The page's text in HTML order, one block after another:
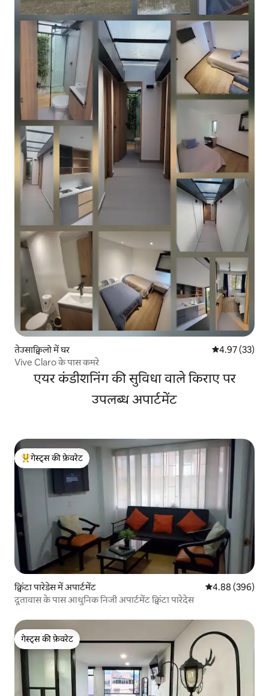
तेउसाक्विलो में घर औसत रेटिंग 5 में
4.97 (33)
Vive Claro के पास कमरे
एयर कंडीशनिंग की सुविधा वाले किराए पर
उपलब्ध अपार्टमेंट
गेस्ट्स का टॉप फ़ेवरेट
गेस्ट्स की फ़ेवरेट
क्विंटा पारेडेस में अपार्टमेंट औसत रेटिंग 5 में से
4.88 (396)
दूतावास के पास आधुनिक निजी अपार्टमेंट क्विंटा पारेदेस
गेस्ट्स की फ़ेवरेट
गेस्ट्स की फ़ेवरेट